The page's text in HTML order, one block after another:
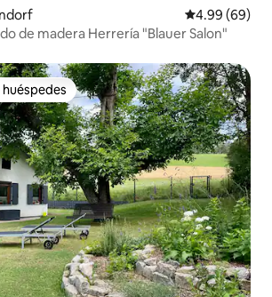
Calificación
4.99 (69)
de madera Herrería "Blauer Salon"
Favorito entre huéspedes